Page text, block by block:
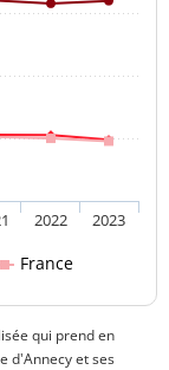
France
2022 2023
qui prend en
d'Annecy et ses